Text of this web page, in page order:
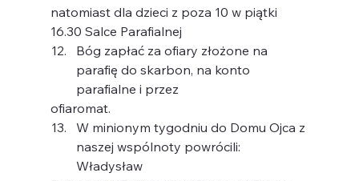
natomiast dla dzieci z poza 10 w piątki
16.30 Salce Parafialnej
Bóg zapłać za ofiary złożone na
parafię do skarbon, na konto
parafialne i przez
ofiaromat.
W minionym tygodniu do Domu Ojca z
naszej wspólnoty powrócili:
Władysław